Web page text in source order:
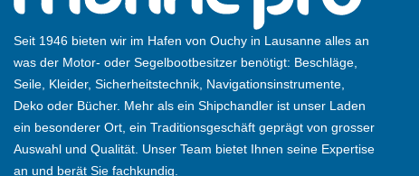
Seit 1946 bieten wir im Hafen von Ouchy in Lausanne alles an
was der Motor- oder Segelbootbesitzer benötigt: Beschläge,
Seile, Kleider, Sicherheitstechnik, Navigationsinstrumente,
Deko oder Bücher. Mehr als ein Shipchandler ist unser Laden
ein besonderer Ort, ein Traditionsgeschäft geprägt von grosser
Auswahl und Qualität. Unser Team bietet Ihnen seine Expertise
an und berät Sie fachkundig.